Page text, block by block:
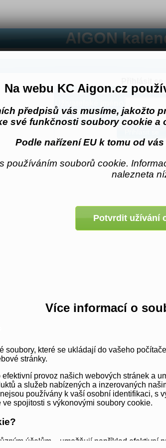
Na webu KC Aigon.cz
předpisů vás musíme, jakožto
své funkčnosti soubory cookie
Podle nařízení EU k tomu od
používáním souborů cookie.
nalezneta
Potvrdit užívání
Více informací o
soubory, které se ukládají do vašeho
stránky.
provoz našich webových stránek a
a služeb nabízených a inzerovaných
používány k vaší osobní identifikaci, s
spojitosti s výkonovými soubory cookie.
účelům – umožňují například efektivní
AIGON
Musíte mít povolené
Heslo